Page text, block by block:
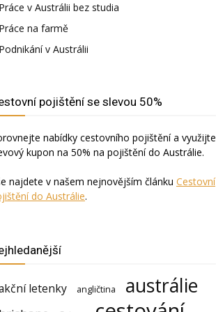
Práce v Austrálii bez studia
Práce na farmě
Podnikání v Austrálii
pojištění se slevou 50%
nabídky cestovního pojištění a využijte
kupon na 50% na pojištění do Austrálie.
najdete v našem nejnovějším článku Cestovní
do Austrálie.
letenky angličtina austrálie